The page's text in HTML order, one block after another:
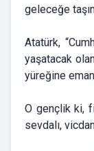
geleceğe
Atatürk,
yaşatacak
yüreğine
O gençlik ki,
sevdalı,